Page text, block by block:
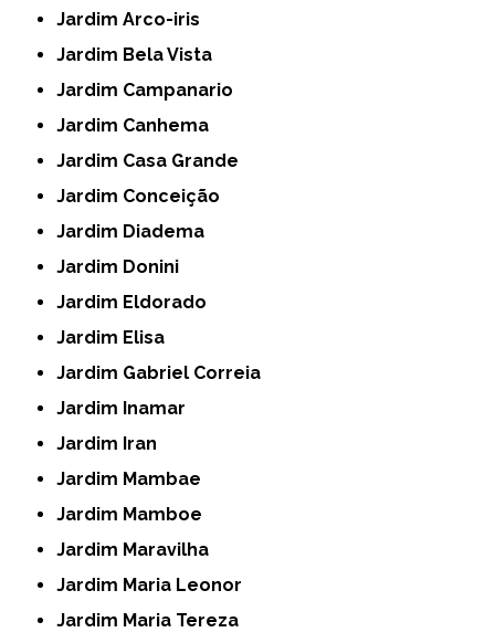
Jardim Arco-iris
Jardim Bela Vista
Jardim Campanario
Jardim Canhema
Jardim Casa Grande
Jardim Conceição
Jardim Diadema
Jardim Donini
Jardim Eldorado
Jardim Elisa
Jardim Gabriel Correia
Jardim Inamar
Jardim Iran
Jardim Mambae
Jardim Mamboe
Jardim Maravilha
Jardim Maria Leonor
Jardim Maria Tereza